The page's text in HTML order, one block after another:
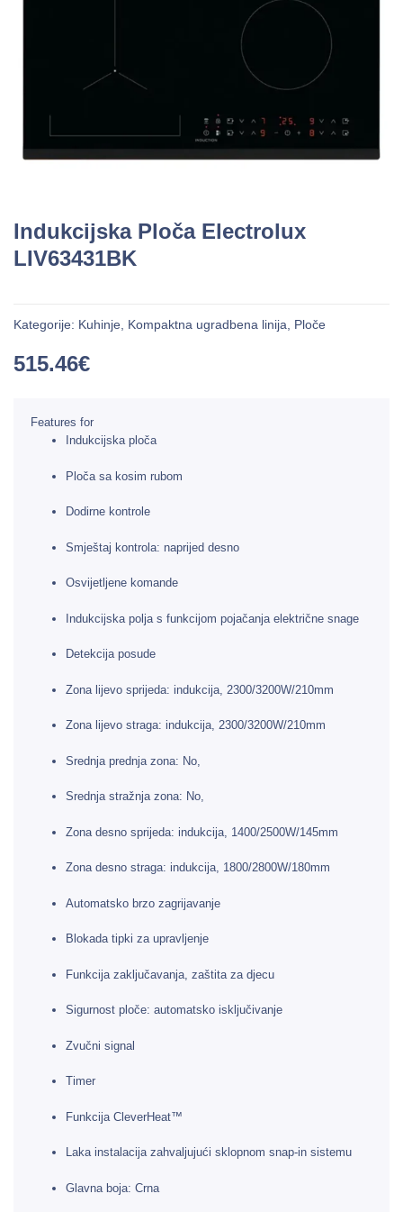
Indukcijska Ploča Electrolux
LIV63431BK
Kategorije: Kuhinje, Kompaktna ugradbena linija, Ploče
515.46€
Features for
Indukcijska ploča
Ploča sa kosim rubom
Dodirne kontrole
Smještaj kontrola: naprijed desno
Osvijetljene komande
Indukcijska polja s funkcijom pojačanja električne snage
Detekcija posude
Zona lijevo sprijeda: indukcija, 2300/3200W/210mm
Zona lijevo straga: indukcija, 2300/3200W/210mm
Srednja prednja zona: No,
Srednja stražnja zona: No,
Zona desno sprijeda: indukcija, 1400/2500W/145mm
Zona desno straga: indukcija, 1800/2800W/180mm
Automatsko brzo zagrijavanje
Blokada tipki za upravljenje
Funkcija zaključavanja, zaštita za djecu
Sigurnost ploče: automatsko isključivanje
Zvučni signal
Timer
Funkcija CleverHeat™
Laka instalacija zahvaljujući sklopnom snap-in sistemu
Glavna boja: Crna